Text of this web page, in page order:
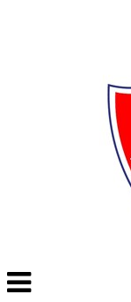
Veksle
navigasjon